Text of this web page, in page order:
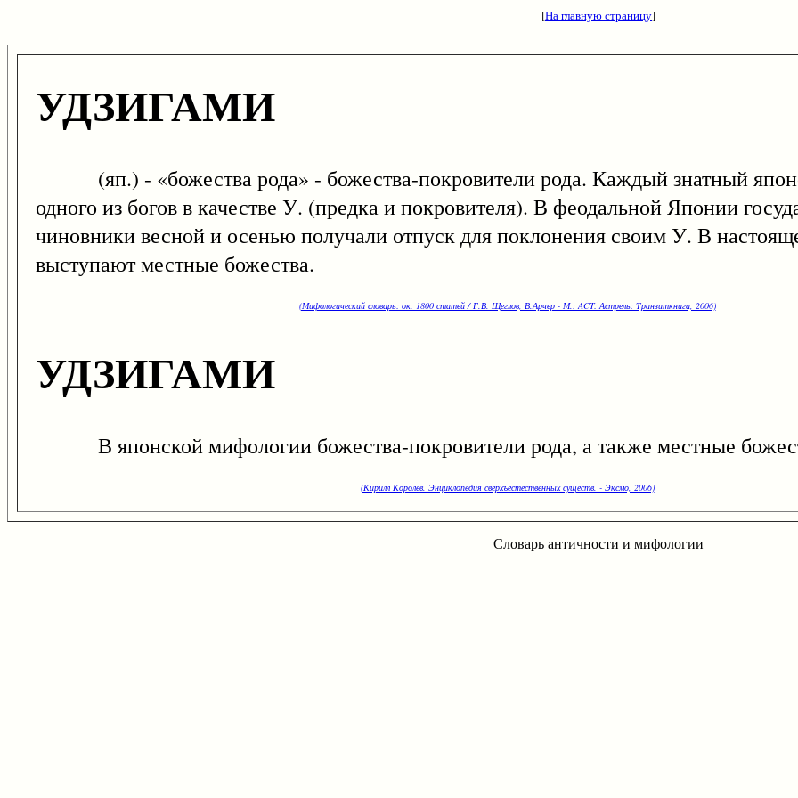
[На главную страницу]
УДЗИГАМИ
(яп.) - «божества рода» - божества-покровители рода. Каждый знатный
одного из богов в качестве У. (предка и покровителя). В феодальной Японии
чиновники весной и осенью получали отпуск для поклонения своим У. В
выступают местные божества.
(Мифологический словарь: ок. 1800 статей / Г.В. Щеглов, В.Арчер - М.: ACT: Астрель: Транзиткнига, 2006)
УДЗИГАМИ
В японской мифологии божества-покровители рода, а также местные
(Кирилл Королев. Энциклопедия сверхъестественных существ. - Эксмо, 2006)
Словарь античности и мифологии